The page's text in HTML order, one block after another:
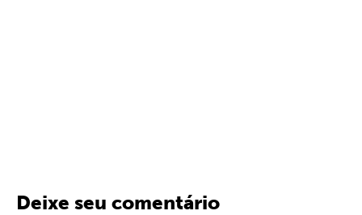
Deixe seu comentário